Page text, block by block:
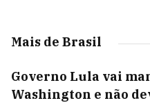
Mais de Brasil
Governo Lula vai
Washington e não